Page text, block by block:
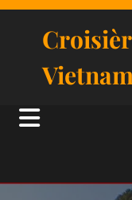
Skip
content
Button